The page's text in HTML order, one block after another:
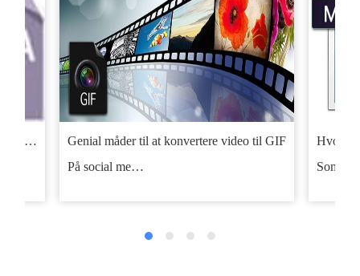
Genial måder til at konvertere video til GIF
På social me…
Som
Hvordan man konverterer 4k video til 1080p
Tre gode måder til at konvertere MP4 til M4A